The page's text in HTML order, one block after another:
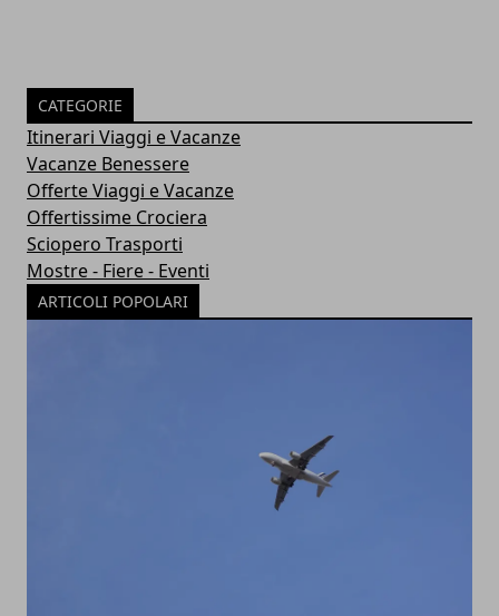
CATEGORIE
Itinerari Viaggi e Vacanze
Vacanze Benessere
Offerte Viaggi e Vacanze
Offertissime Crociera
Sciopero Trasporti
Mostre - Fiere - Eventi
ARTICOLI POPOLARI